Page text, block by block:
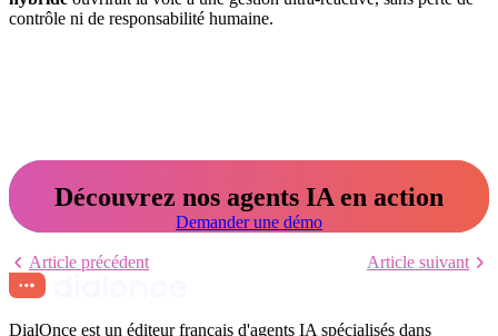
contrôle ni de responsabilité humaine.
Découvrez nos agents IA en action
Demander une démo
Article précédent Article suivant
DialOnce est un éditeur français d'agents IA spécialisés dans